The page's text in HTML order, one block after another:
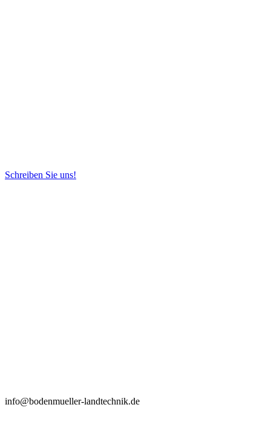
Schreiben Sie uns!
info@bodenmueller-landtechnik.de